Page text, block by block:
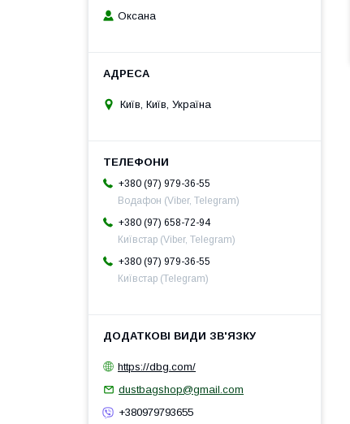
Оксана
Київ, Київ, Україна
+380 (97) 979-36-55
Водафон (Viber, Telegram)
+380 (97) 658-72-94
Київстар (Viber, Telegram)
+380 (97) 979-36-55
Київстар (Telegram)
https://dbg.com/
dustbagshop@gmail.com
+380979793655